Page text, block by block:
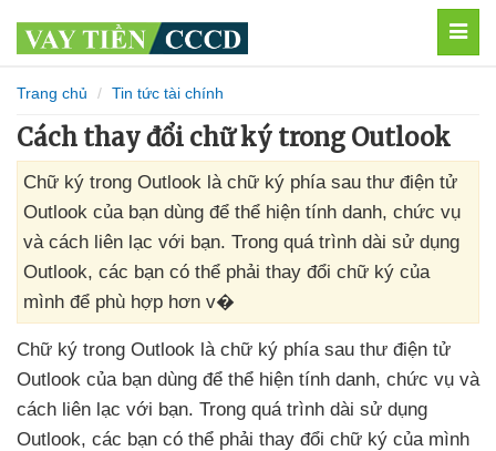
Trang chủ Tin tức tài chính
Cách thay đổi chữ ký trong Outlook
Chữ ký trong Outlook là chữ ký phía sau thư điện tử
Outlook của bạn dùng để thể hiện tính danh, chức vụ
và cách liên lạc với bạn. Trong quá trình dài sử dụng
Outlook, các bạn có thể phải thay đổi chữ ký của
mình để phù hợp hơn v�
Chữ ký trong Outlook là chữ ký phía sau thư điện tử
Outlook của bạn dùng để thể hiện tính danh, chức vụ và
cách liên lạc với bạn. Trong quá trình dài sử dụng
Outlook, các bạn có thể phải thay đổi chữ ký của mình